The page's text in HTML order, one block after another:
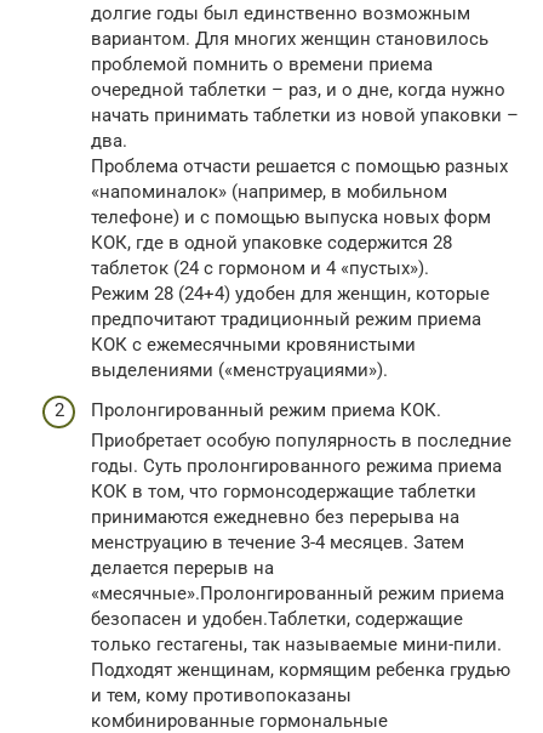
долгие годы был единственно возможным
вариантом. Для многих женщин становилось
проблемой помнить о времени приема
очередной таблетки – раз, и о дне, когда нужно
начать принимать таблетки из новой упаковки –
два.
Проблема отчасти решается с помощью разных
«напоминалок» (например, в мобильном
телефоне) и с помощью выпуска новых форм
КОК, где в одной упаковке содержится 28
таблеток (24 с гормоном и 4 «пустых»).
Режим 28 (24+4) удобен для женщин, которые
предпочитают традиционный режим приема
КОК с ежемесячными кровянистыми
выделениями («менструациями»).
Пролонгированный режим приема КОК.
Приобретает особую популярность в последние
годы. Суть пролонгированного режима приема
КОК в том, что гормонсодержащие таблетки
принимаются ежедневно без перерыва на
менструацию в течение 3-4 месяцев. Затем
делается перерыв на
«месячные».Пролонгированный режим приема
безопасен и удобен.Таблетки, содержащие
только гестагены, так называемые мини-пили.
Подходят женщинам, кормящим ребенка грудью
и тем, кому противопоказаны
комбинированные гормональные